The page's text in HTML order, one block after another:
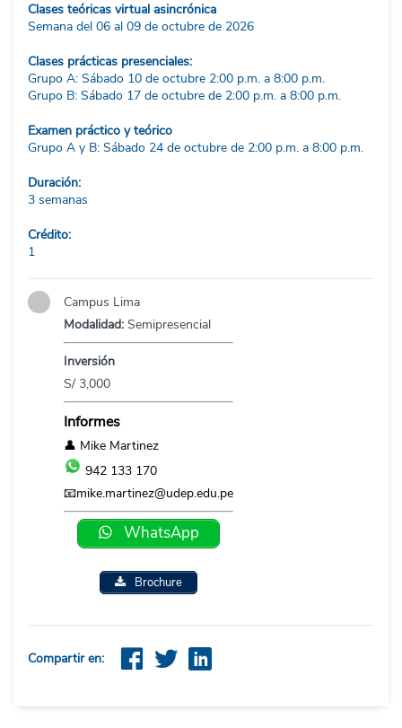
Clases teóricas virtual asincrónica
Semana del 06 al 09 de octubre de 2026
Clases prácticas presenciales:
Grupo A: Sábado 10 de octubre 2:00 p.m. a 8:00 p.m.
Grupo B: Sábado 17 de octubre de 2:00 p.m. a 8:00 p.m.
Examen práctico y teórico
Grupo A y B: Sábado 24 de octubre de 2:00 p.m. a 8:00 p.m.
Duración:
3 semanas
Crédito:
1
Campus Lima
Modalidad: Semipresencial
Inversión
S/ 3,000
Informes
👤 Mike Martinez
942 133 170
📧mike.martinez@udep.edu.pe
WhatsApp
Brochure
Compartir en: